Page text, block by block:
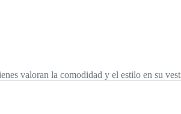
valoran la comodidad y el estilo en su